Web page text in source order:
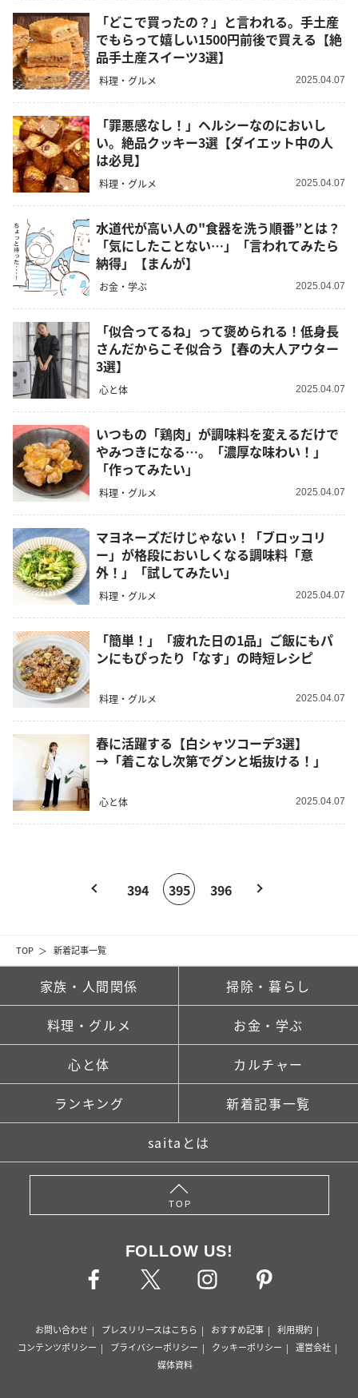
TOP 新着記事一覧
「どこで買ったの？」と言われる。手土産
でもらって嬉しい1500円前後で買える【絶
品手土産スイーツ3選】
料理・グルメ 2025.04.07
「罪悪感なし！」ヘルシーなのにおいし
い。絶品クッキー3選【ダイエット中の人
は必見】
料理・グルメ 2025.04.07
水道代が高い人の"食器を洗う順番”とは？
「気にしたことない…」「言われてみたら
納得」【まんが】
お金・学ぶ 2025.04.07
「似合ってるね」って褒められる！低身長
さんだからこそ似合う【春の大人アウター
3選】
心と体 2025.04.07
いつもの「鶏肉」が調味料を変えるだけで
やみつきになる…。「濃厚な味わい！」
「作ってみたい」
料理・グルメ 2025.04.07
マヨネーズだけじゃない！「ブロッコリ
ー」が格段においしくなる調味料「意
外！」「試してみたい」
料理・グルメ 2025.04.07
「簡単！」「疲れた日の1品」ご飯にもパ
ンにもぴったり「なす」の時短レシピ
料理・グルメ 2025.04.07
春に活躍する【白シャツコーデ3選】
→「着こなし次第でグンと垢抜ける！」
心と体 2025.04.07
394 395 396
家族・人間関係 掃除・暮らし
料理・グルメ お金・学ぶ
心と体 カルチャー
ランキング 新着記事一覧
saitaとは
TOP
FOLLOW US!
お問い合わせ プレスリリースはこちら おすすめ記事
利用規約
コンテンツポリシー
プライバシーポリシー クッキーポリシー
運営会社
媒体資料